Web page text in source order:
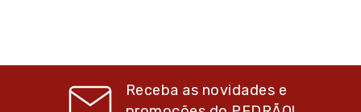
Receba as novidades e